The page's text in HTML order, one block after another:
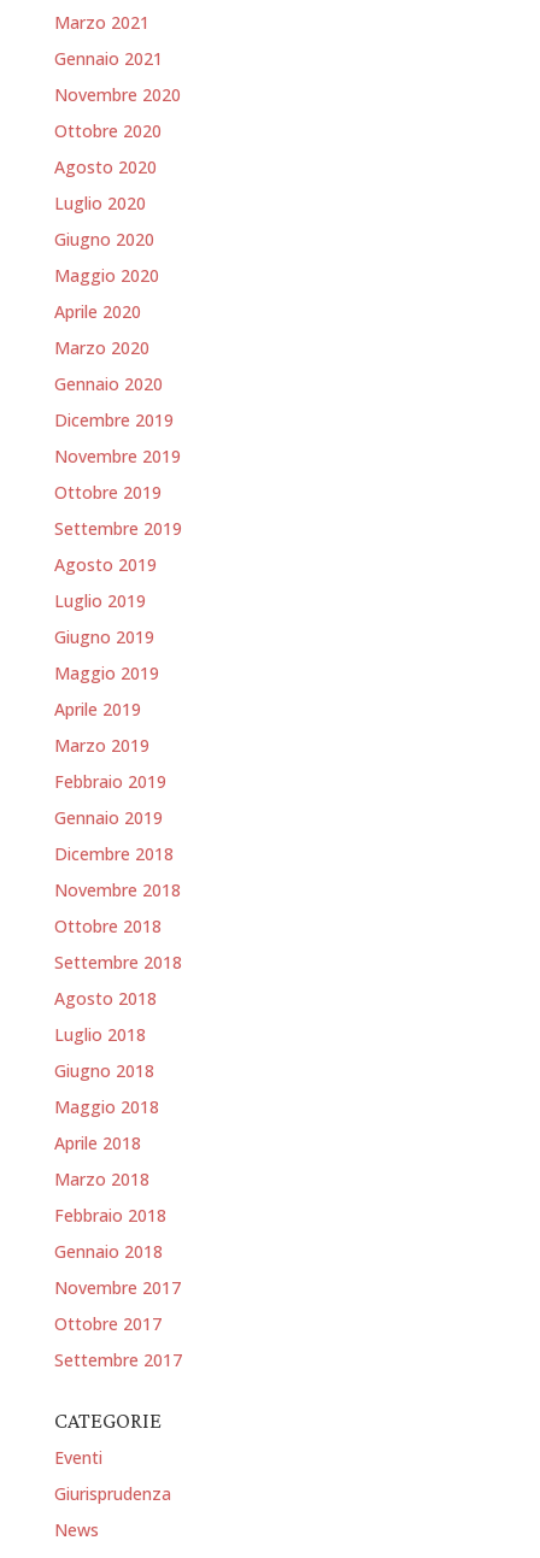
Marzo 2021
Gennaio 2021
Novembre 2020
Ottobre 2020
Agosto 2020
Luglio 2020
Giugno 2020
Maggio 2020
Aprile 2020
Marzo 2020
Gennaio 2020
Dicembre 2019
Novembre 2019
Ottobre 2019
Settembre 2019
Agosto 2019
Luglio 2019
Giugno 2019
Maggio 2019
Aprile 2019
Marzo 2019
Febbraio 2019
Gennaio 2019
Dicembre 2018
Novembre 2018
Ottobre 2018
Settembre 2018
Agosto 2018
Luglio 2018
Giugno 2018
Maggio 2018
Aprile 2018
Marzo 2018
Febbraio 2018
Gennaio 2018
Novembre 2017
Ottobre 2017
Settembre 2017
CATEGORIE
Eventi
Giurisprudenza
News